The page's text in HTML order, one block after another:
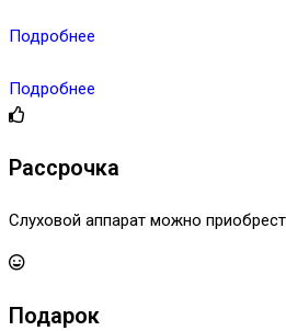
Подробнее
Подробнее
Рассрочка
Слуховой аппарат можно
Подарок